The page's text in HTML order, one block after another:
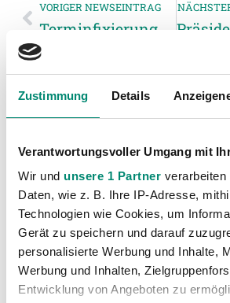
Zustimmung Details
Verantwortungsvoller Umgang mit
Wir und unsere 1 Partner verarbeiten
Daten, wie z. B. Ihre IP-Adresse,
Technologien wie Cookies, um
Gerät zu speichern und darauf
personalisierte Werbung und Inhalte,
Werbung und Inhalten,
Entwicklung von Angeboten zu
VORIGER NEWSEINTRAG
WEITERE NEWS